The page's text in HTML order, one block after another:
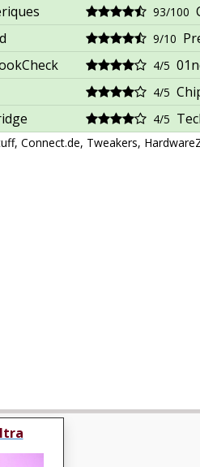
93/100
9/10
4/5
4/5
4/5
Connect.de, Tweakers,